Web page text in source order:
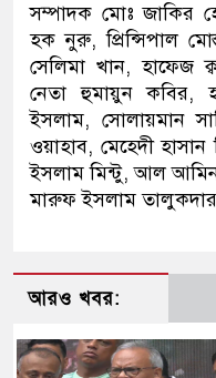
সম্পাদক মোঃ জাকির
হক নুরু, প্রিন্সিপাল
সেলিমা খান, হাফেজ
নেতা হুমায়ুন কবির,
ইসলাম, সোলায়মান
ওয়াহাব, মেহেদী
ইসলাম মিন্টু, আল
মারুফ ইসলাম তালুকদার
আরও খবর: